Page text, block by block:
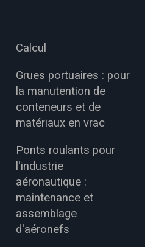
Calcul
Grues portuaires : pour
la manutention de
conteneurs et de
matériaux en vrac
Ponts roulants pour
l'industrie
aéronautique :
maintenance et
assemblage
d'aéronefs